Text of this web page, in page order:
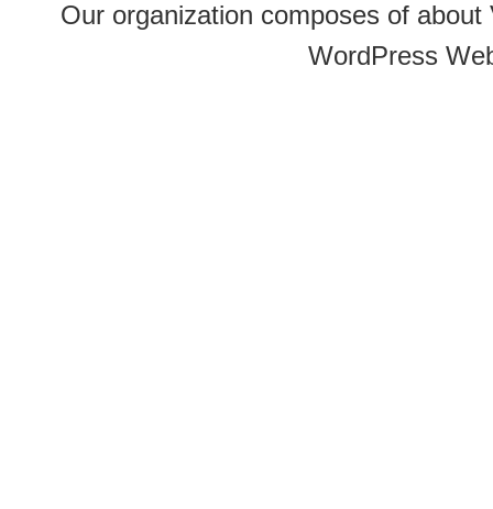
Our organization composes of
WordPress